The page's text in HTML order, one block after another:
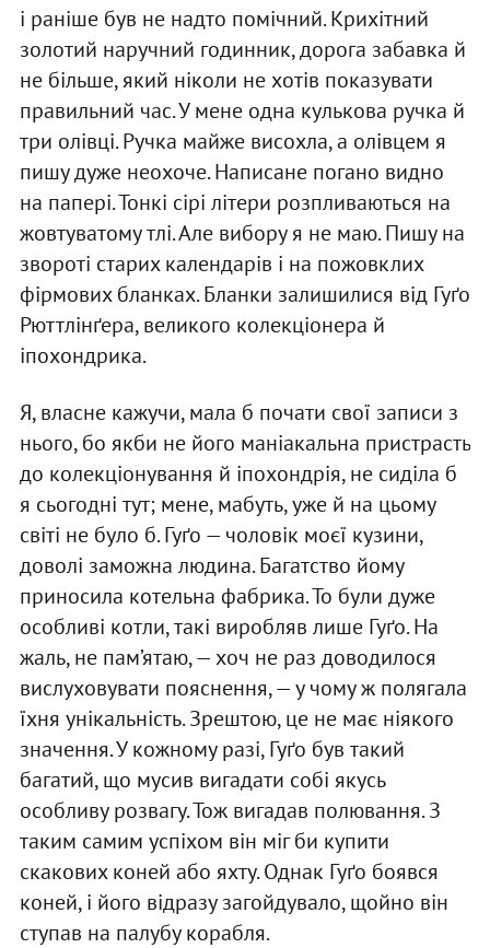
і раніше був не надто помічний. Крихітний
золотий наручний годинник, дорога забавка й
не більше, який ніколи не хотів показувати
правильний час. У мене одна кулькова ручка й
три олівці. Ручка майже висохла, а олівцем я
пишу дуже неохоче. Написане погано видно
на папері. Тонкі сірі літери розпливаються на
жовтуватому тлі. Але вибору я не маю. Пишу на
звороті старих календарів і на пожовклих
фірмових бланках. Бланки залишилися від Гуґо
Рюттлінґера, великого колекціонера й
іпохондрика.
Я, власне кажучи, мала б почати свої записи з
нього, бо якби не його маніакальна пристрасть
до колекціонування й іпохондрія, не сиділа б
я сьогодні тут; мене, мабуть, уже й на цьому
світі не було б. Гуґо — чоловік моєї кузини,
доволі заможна людина. Багатство йому
приносила котельна фабрика. То були дуже
особливі котли, такі виробляв лише Гуґо. На
жаль, не пам’ятаю, — хоч не раз доводилося
вислуховувати пояснення, — у чому ж полягала
їхня унікальність. Зрештою, це не має ніякого
значення. У кожному разі, Гуґо був такий
багатий, що мусив вигадати собі якусь
особливу розвагу. Тож вигадав полювання. З
таким самим успіхом він міг би купити
скакових коней або яхту. Однак Гуґо боявся
коней, і його відразу загойдувало, щойно він
ступав на палубу корабля.